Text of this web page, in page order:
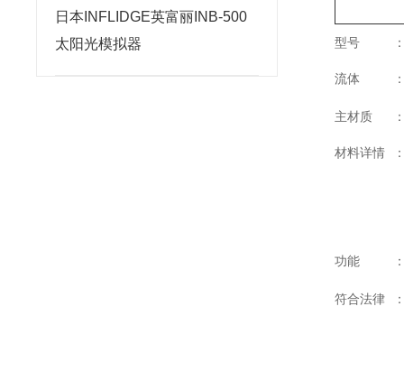
日本INFLIDGE英富丽INB-500
太阳光模拟器
型号
流体
主材质
材料详情
功能
符合法律